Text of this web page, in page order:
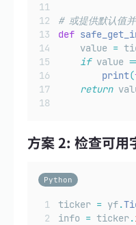
# 或提供默认值
def
    value
=
if value
print(
return
方案 2: 检查可用
Python
ticker = yf.
info = ticker.